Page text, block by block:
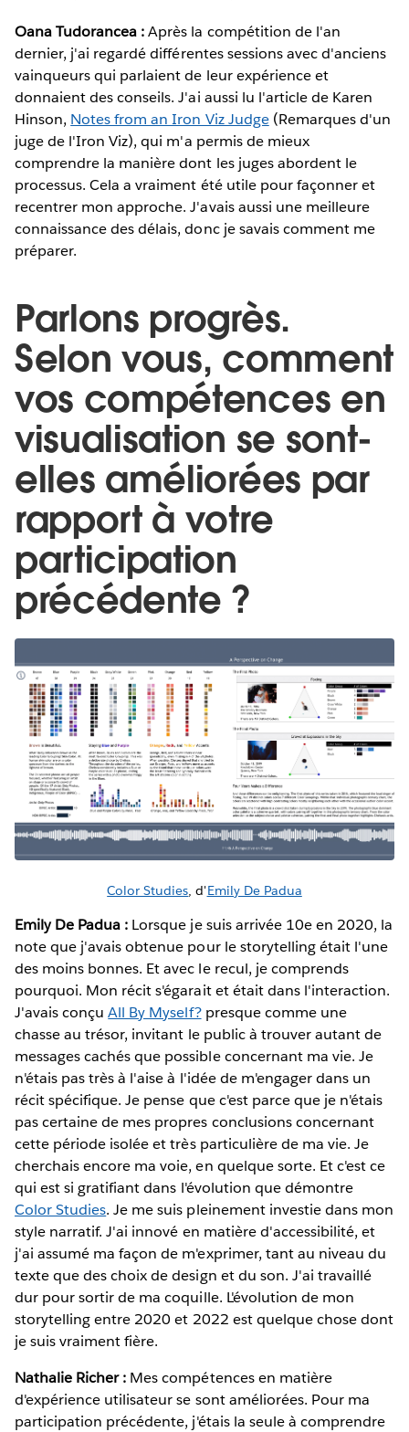
Oana Tudorancea :Après la compétition de l'an
dernier, j'ai regardé différentes sessions avec d'anciens
vainqueurs qui parlaient de leur expérience et
donnaient des conseils. J'ai aussi lu l'article de Karen
Hinson, Notes from an Iron Viz Judge(Remarques d'un
juge de l'Iron Viz), qui m'a permis de mieux
comprendre la manière dont les juges abordent le
processus. Cela a vraiment été utile pour façonner et
recentrer mon approche. J'avais aussi une meilleure
connaissance des délais, donc je savais comment me
préparer.
Parlons progrès.
Selon vous, comment
vos compétences en
visualisation se sont-
elles améliorées par
rapport à votre
participation
précédente ?
Color Studies, d'Emily De Padua
Emily De Padua : Lorsque je suis arrivée 10e en 2020, la
note que j'avais obtenue pour le storytelling était l'une
des moins bonnes. Et avec le recul, je comprends
pourquoi. Mon récit s'égarait et était dans l'interaction.
J'avais conçuAll By Myself?presque comme une
chasse au trésor, invitant le public à trouver autant de
messages cachés que possible concernant ma vie. Je
n'étais pas très à l'aise à l'idée de m'engager dans un
récit spécifique. Je pense que c'est parce que je n'étais
pas certaine de mes propres conclusions concernant
cette période isolée et très particulière de ma vie. Je
cherchais encore ma voie, en quelque sorte. Et c'est ce
qui est si gratifiant dans l'évolution que démontre
Color Studies. Je me suis pleinement investie dans mon
style narratif. J'ai innové en matière d'accessibilité, et
j'ai assumé ma façon de m'exprimer, tant au niveau du
texte que des choix de design et du son. J'ai travaillé
dur pour sortir de ma coquille. L'évolution de mon
storytelling entre 2020 et 2022 est quelque chose dont
je suis vraiment fière.
Nathalie Richer : Mes compétences en matière
d'expérience utilisateur se sont améliorées. Pour ma
participation précédente, j'étais la seule à comprendre